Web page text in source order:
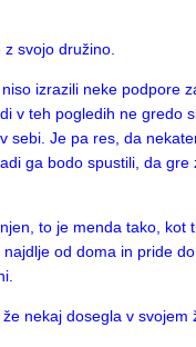
svojo družino.
izrazili neke podpore
v teh pogledih ne gredo
sebi. Je pa res, da
ga bodo spustili, da
to je menda tako, kot
od doma in pride
nekaj dosegla v svojem